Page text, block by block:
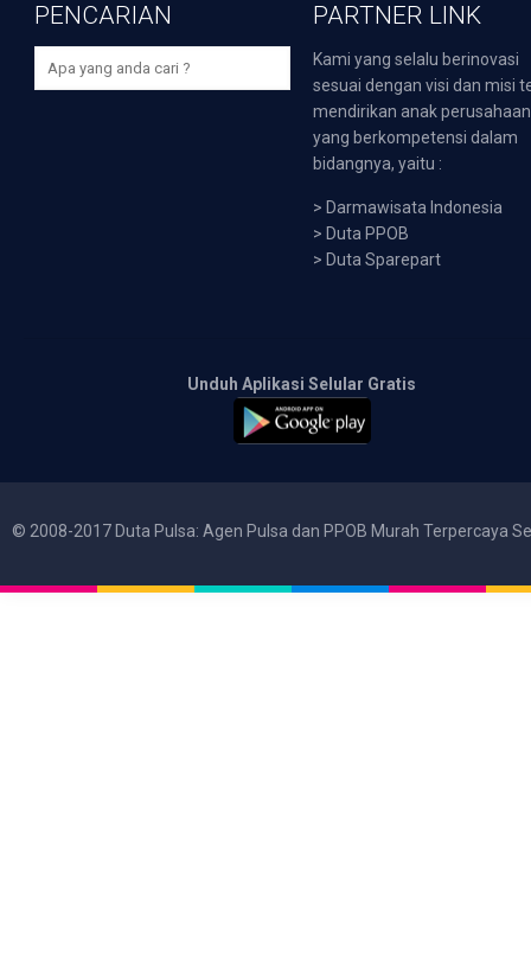
PENCARIAN PARTNER LINK
Kami yang selalu berinovasi
sesuai dengan visi dan misi
mendirikan anak perusahaan
yang berkompetensi dalam
bidangnya, yaitu :
> Darmawisata Indonesia
> Duta PPOB
> Duta Sparepart
Unduh Aplikasi Selular Gratis
© 2008-2017 Duta Pulsa: Agen Pulsa dan PPOB Murah Terpercaya